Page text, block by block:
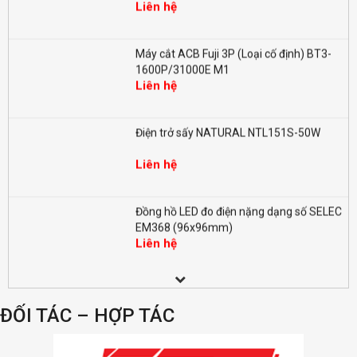
Máy cắt ACB Fuji 3P (Loại cố định) BT3-
1600P/31000E M1
Liên hệ
Điện trở sấy NATURAL NTL151S-50W
Liên hệ
Đồng hồ LED đo điện nặng dạng số SELEC
EM368 (96x96mm)
Liên hệ
Đồng hồ LED dạng số SELEC MV35-1
(96x96mm)
Liên hệ
ĐỐI TÁC – HỢP TÁC